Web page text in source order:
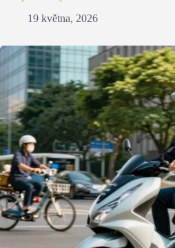
19 května, 2026